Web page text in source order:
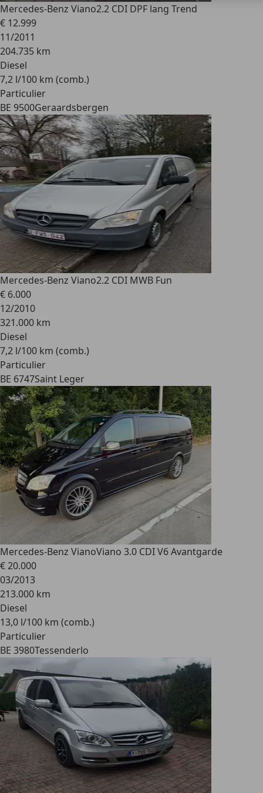
Mercedes-Benz Viano2.2 CDI DPF lang Trend
€ 12.999
11/2011
204.735 km
Diesel
7,2 l/100 km (comb.)
Particulier
BE 9500Geraardsbergen
Mercedes-Benz Viano2.2 CDI MWB Fun
€ 6.000
12/2010
321.000 km
Diesel
7,2 l/100 km (comb.)
Particulier
BE 6747Saint Leger
Mercedes-Benz VianoViano 3.0 CDI V6 Avantgarde
€ 20.000
03/2013
213.000 km
Diesel
13,0 l/100 km (comb.)
Particulier
BE 3980Tessenderlo